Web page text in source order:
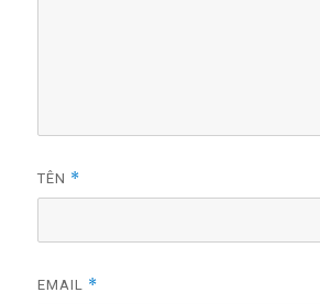
TÊN *
EMAIL *